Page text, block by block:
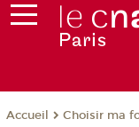
Accueil Choisir ma